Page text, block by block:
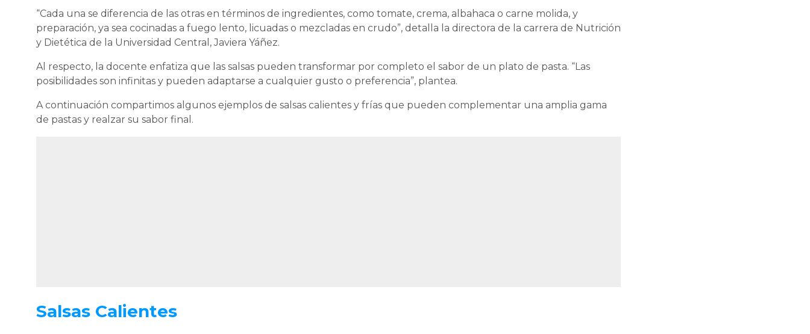
“Cada una se diferencia de las otras en términos de ingredientes, como tomate, crema, albahaca o carne molida, y
preparación, ya sea cocinadas a fuego lento, licuadas o mezcladas en crudo”, detalla la directora de la carrera de Nutrición
y Dietética de la Universidad Central, Javiera Yáñez.
Al respecto, la docente enfatiza que las salsas pueden transformar por completo el sabor de un plato de pasta. “Las
posibilidades son infinitas y pueden adaptarse a cualquier gusto o preferencia”, plantea.
A continuación compartimos algunos ejemplos de salsas calientes y frías que pueden complementar una amplia gama
de pastas y realzar su sabor final.
Salsas Calientes